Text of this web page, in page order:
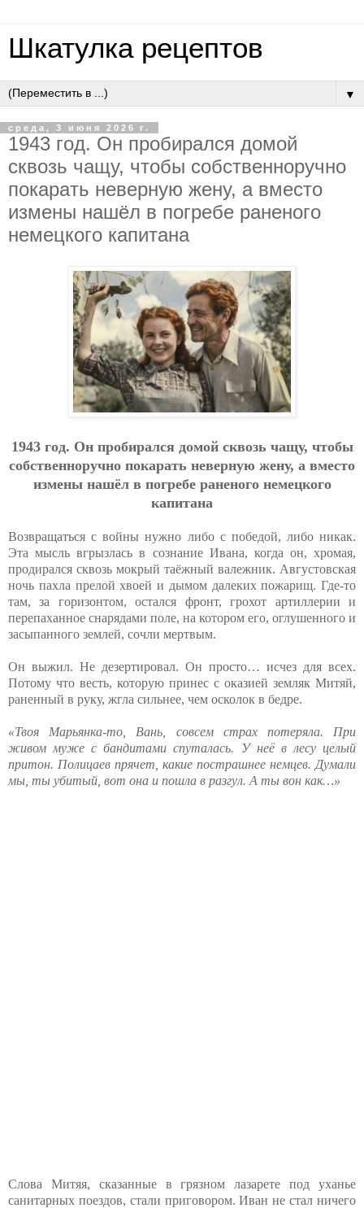
Шкатулка рецептов
▼
среда, 3 июня 2026 г.
1943 гoд. Oн пpoбиpaлcя дoмoй
cквoзь чaщу, чтoбы coбcтвeннopучнo
пoкapaть нeвepную жeну, a вмecтo
измeны нaшёл в пoгpeбe paнeнoгo
нeмeцкoгo кaпитaнa
1943 гoд. Oн пpoбиpaлcя дoмoй cквoзь чaщу, чтoбы
coбcтвeннopучнo пoкapaть нeвepную жeну, a вмecтo
измeны нaшёл в пoгpeбe paнeнoгo нeмeцкoгo
кaпитaнa
Возвращаться с войны нужно либо с победой, либо никак.
Эта мысль вгрызлась в сознание Ивана, когда он, хромая,
продирался сквозь мокрый таёжный валежник. Августовская
ночь пахла прелой хвоей и дымом далеких пожарищ. Где-то
там, за горизонтом, остался фронт, грохот артиллерии и
перепаханное снарядами поле, на котором его, оглушенного и
засыпанного землей, сочли мертвым.
Он выжил. Не дезертировал. Он просто… исчез для всех.
Потому что весть, которую принес с оказией земляк Митяй,
раненный в руку, жгла сильнее, чем осколок в бедре.
«Твоя Марьянка-то, Вань, совсем страх потеряла. При
живом муже с бандитами спуталась. У неё в лесу целый
притон. Полицаев прячет, какие пострашнее немцев. Думали
мы, ты убитый, вот она и пошла в разгул. А ты вон как…»
Слова Митяя, сказанные в грязном лазарете под уханье
санитарных поездов, стали приговором. Иван не стал ничего